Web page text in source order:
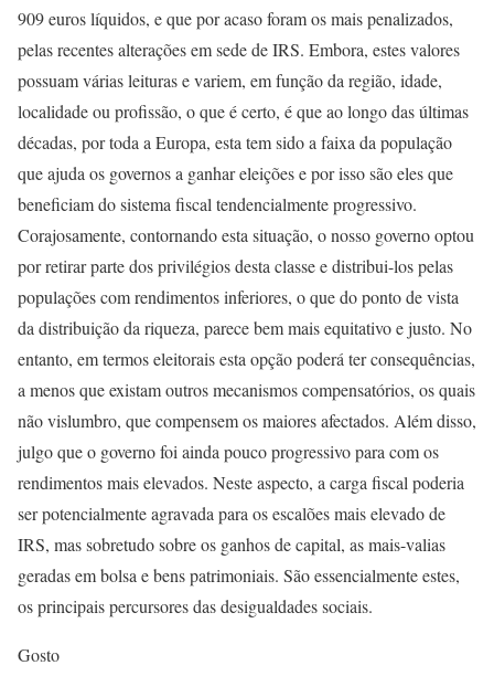
909 euros líquidos, e que por acaso foram os mais penalizados,
pelas recentes alterações em sede de IRS. Embora, estes valores
possuam várias leituras e variem, em função da região, idade,
localidade ou profissão, o que é certo, é que ao longo das últimas
décadas, por toda a Europa, esta tem sido a faixa da população
que ajuda os governos a ganhar eleições e por isso são eles que
beneficiam do sistema fiscal tendencialmente progressivo.
Corajosamente, contornando esta situação, o nosso governo optou
por retirar parte dos privilégios desta classe e distribui-los pelas
populações com rendimentos inferiores, o que do ponto de vista
da distribuição da riqueza, parece bem mais equitativo e justo. No
entanto, em termos eleitorais esta opção poderá ter consequências,
a menos que existam outros mecanismos compensatórios, os quais
não vislumbro, que compensem os maiores afectados. Além disso,
julgo que o governo foi ainda pouco progressivo para com os
rendimentos mais elevados. Neste aspecto, a carga fiscal poderia
ser potencialmente agravada para os escalões mais elevado de
IRS, mas sobretudo sobre os ganhos de capital, as mais-valias
geradas em bolsa e bens patrimoniais. São essencialmente estes,
os principais percursores das desigualdades sociais.
Gosto